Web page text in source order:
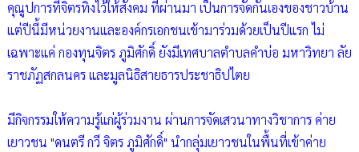
คุณูปการที่จิตรทิ้งไว้ให้สังคม ที่ผ่านมา เป็นการจัดกันเองของชาวบ้าน
แต่ปีนี้มีหน่วยงานและองค์กรเอกชนเข้ามาร่วมด้วยเป็นปีแรก ไม่
เฉพาะแค่ กองทุนจิตร ภูมิศักดิ์ ยังมีเทศบาลตำบลคำบ่อ มหาวิทยา ลัย
ราชภัฏสกลนคร และมูลนิธิสายธารประชาธิปไตย
มีกิจกรรมให้ความรู้แก่ผู้ร่วมงาน ผ่านการจัดเสวนาทางวิชาการ ค่าย
เยาวชน "ดนตรี กวี จิตร ภูมิศักดิ์" นำกลุ่มเยาวชนในพื้นที่เข้าค่าย